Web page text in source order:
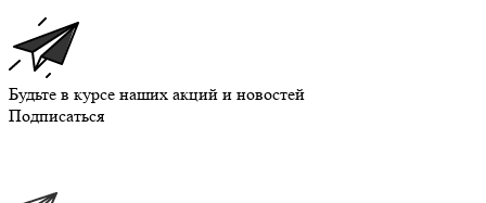
Будьте в курсе наших акций и новостей
Подписаться